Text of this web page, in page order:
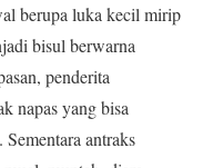
berupa luka kecil mirip
bisul berwarna
penderita
napas yang bisa
antraks